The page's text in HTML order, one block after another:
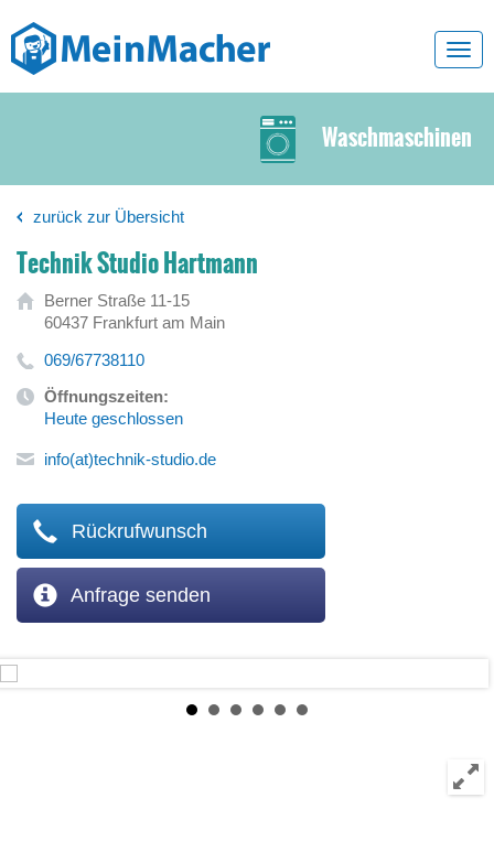
Waschmaschinen
zurück zur Übersicht
Technik Studio Hartmann
Berner Straße 11-15
60437 Frankfurt am Main
069/67738110
Öffnungszeiten:
Heute geschlossen
info(at)technik-studio.de
Rückrufwunsch
Anfrage senden